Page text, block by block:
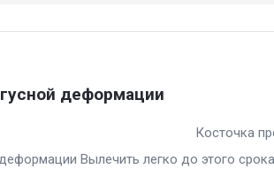
деформации
Косточка
Вылечить легко до этого